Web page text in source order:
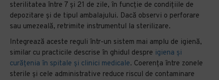
sterilitatea între 7 și 21 de zile, în funcție de condițiile de
depozitare și de tipul ambalajului. Dacă observi o perforare
sau umezeală, retrimite instrumentul la sterilizare.
Integrează aceste reguli într-un sistem mai amplu de igienă,
similar cu practicile descrise în ghidul despre igiena și
curățenia în spitale și clinici medicale. Coerența între zonele
sterile și cele administrative reduce riscul de contaminare